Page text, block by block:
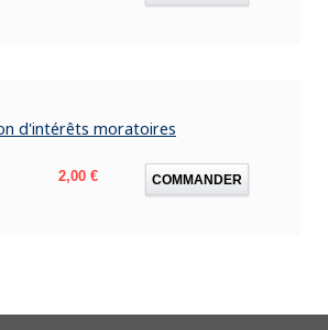
d'intérêts moratoires
Prix
2,00 € COMMANDER